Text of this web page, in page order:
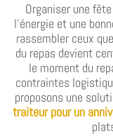
Organiser une
l’énergie et une
rassembler ceux
du repas devient
le moment du
contraintes
proposons une
traiteur pour un